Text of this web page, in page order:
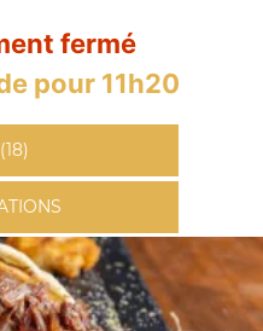
fermé
pour 11h20